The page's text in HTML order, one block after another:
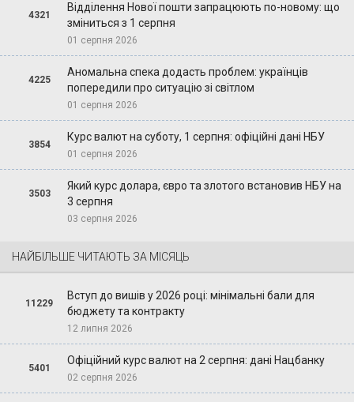
4321
Відділення Нової пошти запрацюють по-новому: що
зміниться з 1 серпня
01 серпня 2026
4225
Аномальна спека додасть проблем: українців
попередили про ситуацію зі світлом
01 серпня 2026
3854
Курс валют на суботу, 1 серпня: офіційні дані НБУ
01 серпня 2026
3503
Який курс долара, євро та злотого встановив НБУ на
3 серпня
03 серпня 2026
НАЙБІЛЬШЕ ЧИТАЮТЬ ЗА МІСЯЦЬ
11229
Вступ до вишів у 2026 році: мінімальні бали для
бюджету та контракту
12 липня 2026
5401
Офіційний курс валют на 2 серпня: дані Нацбанку
02 серпня 2026